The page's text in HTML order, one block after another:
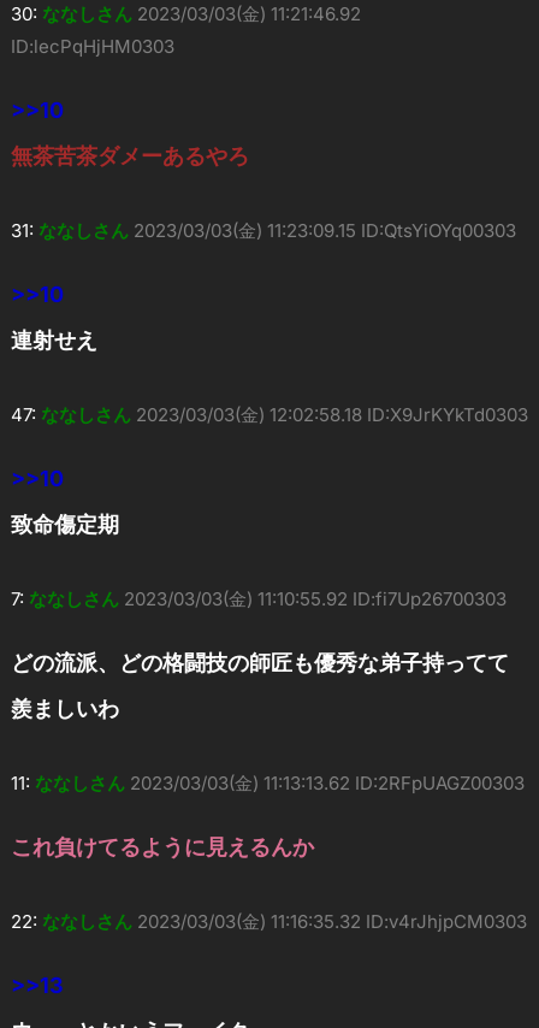
30: ななしさん 2023/03/03(金) 11:21:46.92
ID:lecPqHjHM0303
>>10
無茶苦茶ダメーあるやろ
31: ななしさん 2023/03/03(金) 11:23:09.15 ID:QtsYiOYq00303
>>10
連射せえ
47: ななしさん 2023/03/03(金) 12:02:58.18 ID:X9JrKYkTd0303
>>10
致命傷定期
7: ななしさん 2023/03/03(金) 11:10:55.92 ID:fi7Up26700303
どの流派、どの格闘技の師匠も優秀な弟子持ってて
羨ましいわ
11: ななしさん 2023/03/03(金) 11:13:13.62 ID:2RFpUAGZ00303
これ負けてるように見えるんか
22: ななしさん 2023/03/03(金) 11:16:35.32 ID:v4rJhjpCM0303
>>13